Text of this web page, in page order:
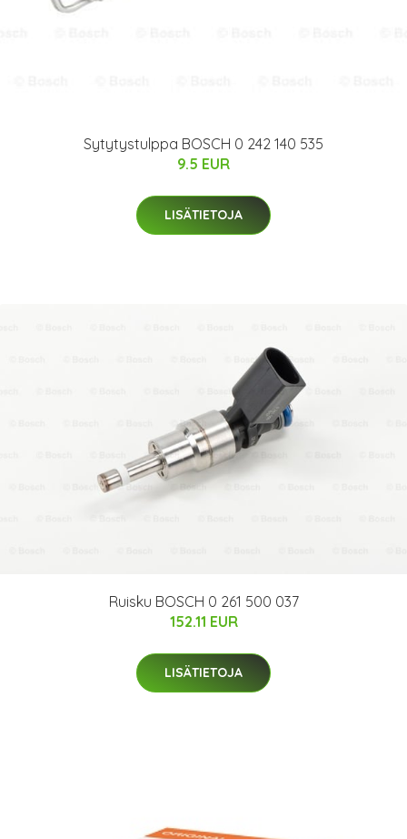
Sytytystulppa BOSCH 0 242 140 535
9.5 EUR
LISÄTIETOJA
Ruisku BOSCH 0 261 500 037
152.11 EUR
LISÄTIETOJA